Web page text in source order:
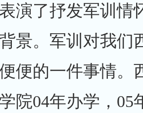
演了抒发军训情
景。军训对我们
便的一件事情。
院04年办学，05